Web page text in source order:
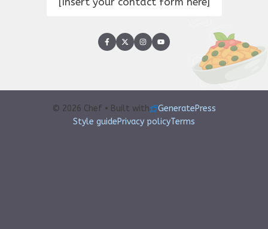
© 2026 Chef • Built with
GeneratePress
Style guidePrivacy policyTerms